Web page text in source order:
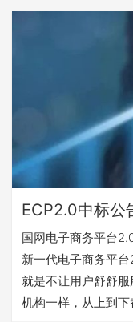
网新一代电子商务
二、选择采购项目
看。 三、在新弹出
键点检查。 四、在
ECP2.0中标公
国网电子商务平台
新一代电子商务平
就是不让用户舒舒
机构一样，从上到